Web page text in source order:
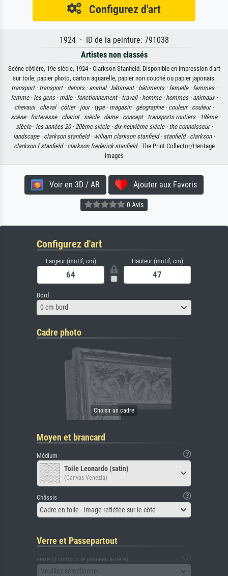
Configurez d'art
1924 · ID de la peinture: 791038
Artistes non classés
Scène côtière, 19e siècle, 1924 · Clarkson Stanfield. Disponible en impression d'art
sur toile, papier photo, carton aquarelle, papier non couché ou papier japonais.
transport · transport · dehors · animal · bâtiment · bâtiments · femelle · femmes ·
femme · les gens · mâle · fonctionnement · travail · homme · hommes · animaux ·
chevaux · cheval · côtier · jour · type · magasin · géographie · couleur · couleur ·
scène · forteresse · chariot · siècle · dame · concept · transports routiers · 19ème
siècle · les années 20 · 20ème siècle · dix-neuvième siècle · the connoisseur ·
landscape · clarkson stanfield · william clarkson stanfield · stanfield · clarkson ·
clarkson f stanfield · clarkson frederick stanfield· The Print Collector/Heritage
Images
Voir en 3D / AR Ajouter aux Favoris
0 Avis
Configurez d'art
Largeur (motif, cm) Hauteur (motif, cm)
Bord
0 cm bord
Cadre photo
Moyen et brancard
Médium
Toile Leonardo (satin)
(Canvas Venezia)
Châssis
Cadre en toile - Image reflétée sur le côté
Verre et Passepartout
verre (y compris le panneau arrière)
Veuillez sélectionner